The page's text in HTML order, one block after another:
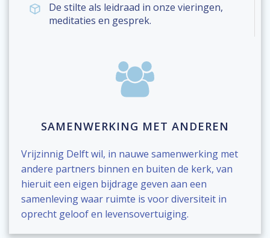
De stilte als leidraad in onze vieringen,
meditaties en gesprek.
SAMENWERKING MET ANDEREN
Vrijzinnig Delft wil, in nauwe samenwerking met
andere partners binnen en buiten de kerk, van
hieruit een eigen bijdrage geven aan een
samenleving waar ruimte is voor diversiteit in
oprecht geloof en levensovertuiging.